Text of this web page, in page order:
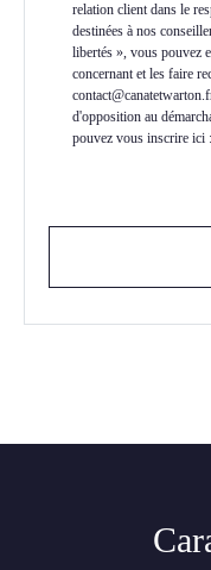
relation client dans le
destinées à nos
libertés », vous pouvez
concernant et les faire
d'opposition au
pouvez vous inscrire